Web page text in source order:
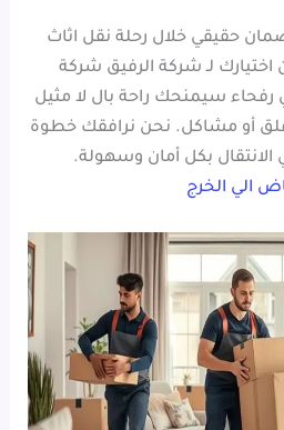
حقيقي خلال رحلة نقل اثاث
اختيارك لـ شركة الرفيق شركة
سيمنحك راحة بال لا مثيل
أو مشاكل. نحن نرافقك خطوة
بكل أمان وسهولة.
الي الخرج